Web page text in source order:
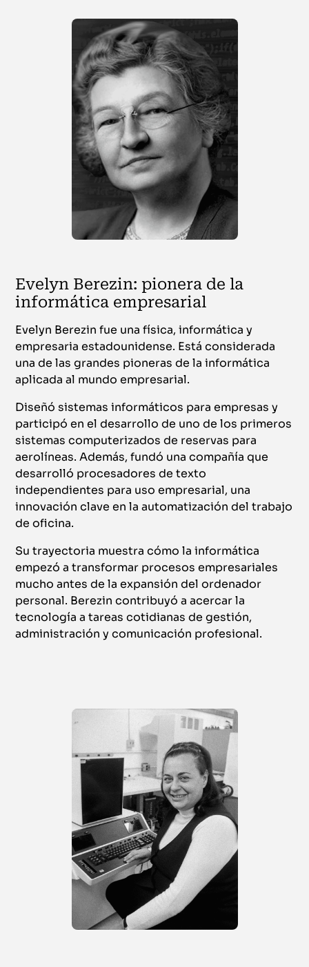
Evelyn Berezin: pionera de la
informática empresarial
Evelyn Berezin fue una física, informática y
empresaria estadounidense. Está considerada
una de las grandes pioneras de la informática
aplicada al mundo empresarial.
Diseñó sistemas informáticos para empresas y
participó en el desarrollo de uno de los primeros
sistemas computerizados de reservas para
aerolíneas. Además, fundó una compañía que
desarrolló procesadores de texto
independientes para uso empresarial, una
innovación clave en la automatización del trabajo
de oficina.
Su trayectoria muestra cómo la informática
empezó a transformar procesos empresariales
mucho antes de la expansión del ordenador
personal. Berezin contribuyó a acercar la
tecnología a tareas cotidianas de gestión,
administración y comunicación profesional.